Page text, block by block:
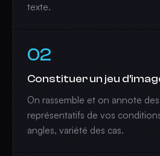
texte.
02
Constituer un jeu
On rassemble et on annote
représentatifs de vos
angles, variété des cas.